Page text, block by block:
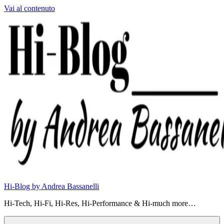
Vai al contenuto
Hi-Blog by Andrea Bassanelli
Hi-Tech, Hi-Fi, Hi-Res, Hi-Performance & Hi-much more…